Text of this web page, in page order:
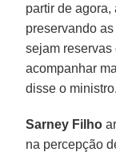
partir de agora,
preservando
sejam
acompanhar
disse o ministro.
Sarney Filho
na percepção